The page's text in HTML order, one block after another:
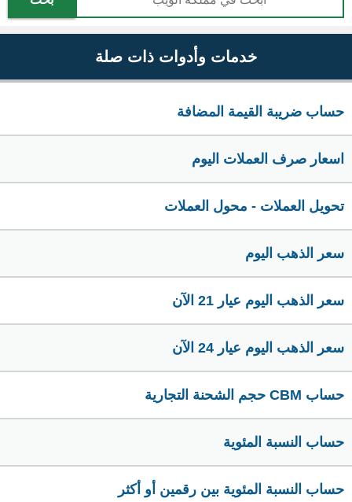
خدمات وأدوات ذات صلة
حساب ضريبة القيمة المضافة
اسعار صرف العملات اليوم
تحويل العملات - محول العملات
سعر الذهب اليوم
سعر الذهب اليوم عيار 21 الآن
سعر الذهب اليوم عيار 24 الآن
حساب CBM حجم الشحنة التجارية
حساب النسبة المئوية
حساب النسبة المئوية بين رقمين أو أكثر